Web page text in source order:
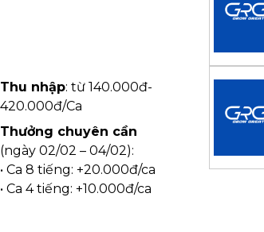
Thu nhập: từ 140.000đ-
420.000đ/Ca
Thưởng chuyên cần
(ngày 02/02 – 04/02):
• Ca 8 tiếng: +20.000đ/ca
• Ca 4 tiếng: +10.000đ/ca